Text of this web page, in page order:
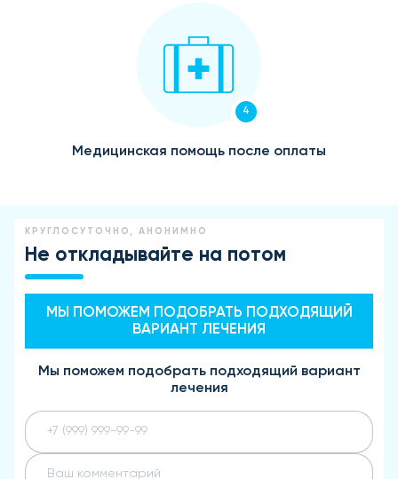
4
Медицинская помощь после оплаты
КРУГЛОСУТОЧНО, АНОНИМНО
Не откладывайте на потом
МЫ ПОМОЖЕМ ПОДОБРАТЬ ПОДХОДЯЩИЙ
ВАРИАНТ ЛЕЧЕНИЯ
Мы поможем подобрать подходящий вариант
лечения